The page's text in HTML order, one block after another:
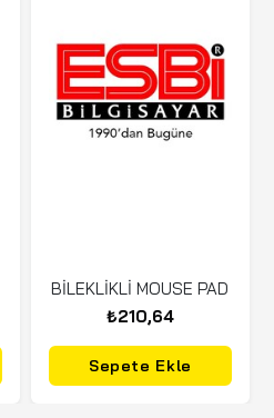
BİLEKLİKLİ MOUSE PAD
₺210,64
Sepete Ekle